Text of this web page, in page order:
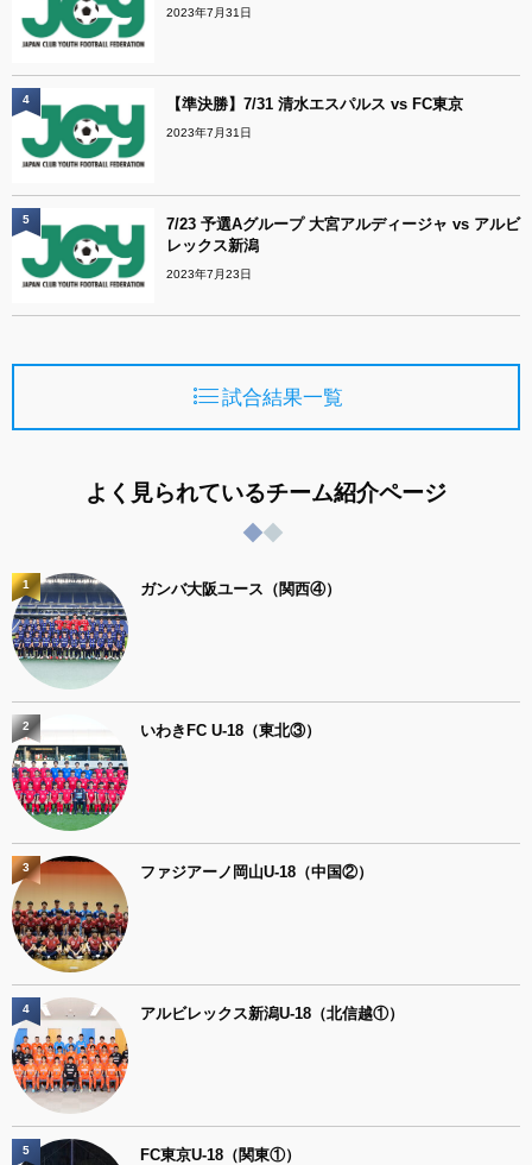
2023年7月31日
【準決勝】7/31 清水エスパルス vs FC東京
2023年7月31日
4
7/23 予選Aグループ 大宮アルディージャ vs アルビ
レックス新潟
2023年7月23日
5
試合結果一覧
よく見られているチーム紹介ページ
ガンバ大阪ユース（関西④）
1
いわきFC U-18（東北③）
2
ファジアーノ岡山U-18（中国②）
3
アルビレックス新潟U-18（北信越①）
4
FC東京U-18（関東①）
5